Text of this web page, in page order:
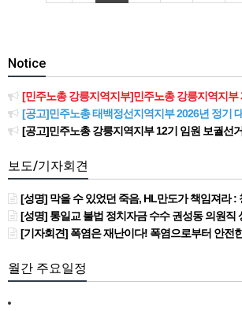
Notice
[민주노총 강릉지역지부]민주노총 강릉지역지부 제12기 임원
[공고]민주노총 태백정선지역지부 2026년 정기 대의원
[공고]민주노총 강릉지역지부 12기 임원 보궐선거 후
보도/기자회견
[성명] 막을 수 있었던 죽음, HL만도가 책임져라 : 청년노동자 사망사고의 철저한 진상규명
[성명] 통일교 불법 정치자금 수수 권성동 의원직 상
[기자회견] 폭염은 재난이다! 폭염으로부터 안전한 일터를 위한 민주노총 강원지역본부
월간 주요일정